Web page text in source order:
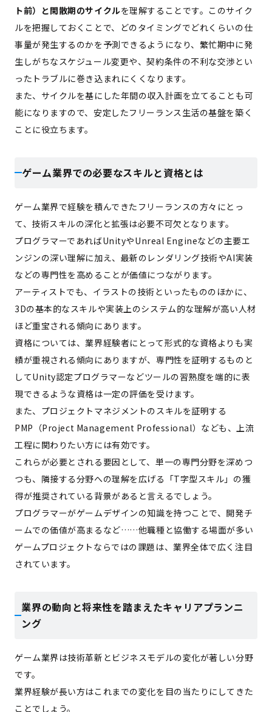
ト前）と閑散期のサイクルを理解することです。このサイク
ルを把握しておくことで、どのタイミングでどれくらいの仕
事量が発生するのかを予測できるようになり、繁忙期中に発
生しがちなスケジュール変更や、契約条件の不利な交渉とい
ったトラブルに巻き込まれにくくなります。
また、サイクルを基にした年間の収入計画を立てることも可
能になりますので、安定したフリーランス生活の基盤を築く
ことに役立ちます。
ゲーム業界での必要なスキルと資格とは
ゲーム業界で経験を積んできたフリーランスの方々にとっ
て、技術スキルの深化と拡張は必要不可欠となります。
プログラマーであればUnityやUnreal Engineなどの主要エ
ンジンの深い理解に加え、最新のレンダリング技術やAI実装
などの専門性を高めることが価値につながります。
アーティストでも、イラストの技術といったもののほかに、
3Dの基本的なスキルや実装上のシステム的な理解が高い人材
ほど重宝される傾向にあります。
資格については、業界経験者にとって形式的な資格よりも実
績が重視される傾向にありますが、専門性を証明するものと
してUnity認定プログラマーなどツールの習熟度を端的に表
現できるような資格は一定の評価を受けます。
また、プロジェクトマネジメントのスキルを証明する
PMP（Project Management Professional）なども、上流
工程に関わりたい方には有効です。
これらが必要とされる要因として、単一の専門分野を深めつ
つも、隣接する分野への理解を広げる「T字型スキル」の獲
得が推奨されている背景があると言えるでしょう。
プログラマーがゲームデザインの知識を持つことで、開発チ
ームでの価値が高まるなど……他職種と協働する場面が多い
ゲームプロジェクトならではの課題は、業界全体で広く注目
されています。
業界の動向と将来性を踏まえたキャリアプランニ
ング
ゲーム業界は技術革新とビジネスモデルの変化が著しい分野
です。
業界経験が長い方はこれまでの変化を目の当たりにしてきた
ことでしょう。